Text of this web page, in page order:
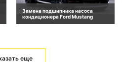
Замена подшипника насоса
кондиционера Ford Mustang
еще